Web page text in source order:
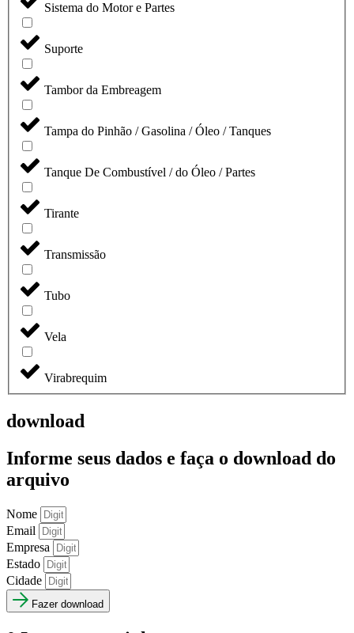
Sistema do Motor e Partes
Suporte
Tambor da Embreagem
Tampa do Pinhão / Gasolina / Óleo / Tanques
Tanque De Combustível / do Óleo / Partes
Tirante
Transmissão
Tubo
Vela
Virabrequim
download
Informe seus dados e faça o download do
arquivo
Nome
Email
Empresa
Estado
Cidade
Fazer download